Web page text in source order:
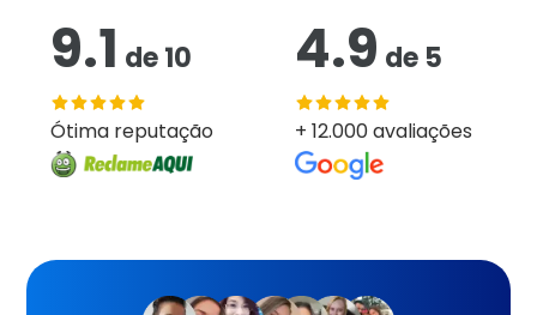
9.1 de10
Ótima reputação
4.9 de 5
+ 12.000 avaliações